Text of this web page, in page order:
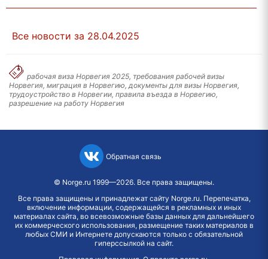
Все новости за 28.04.2025
рабочая виза Норвегия 2025, требования рабочей визы
Норвегия, миграция в Норвегию, документы для визы Норвегия,
трудоустройство в Норвегии, правила въезда в Норвегию,
разрешение на работу Норвегия
Обратная связь
© Norge.ru 1999—2026. Все права защищены.
Все права защищены и принадлежат сайту Norge.ru. Перепечатка,
включение информации, содержащейся в рекламных и иных
материалах сайта, во всевозможные базы данных для дальнейшего
их коммерческого использования, размещение таких материалов в
любых СМИ и Интернете допускаются только с обязательной
гиперссылкой на сайт.